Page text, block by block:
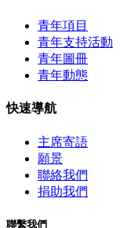
青年項目
青年支持活動
青年圖冊
青年動態
快速導航
主席寄語
願景
聯絡我們
捐助我們
聯繫我們